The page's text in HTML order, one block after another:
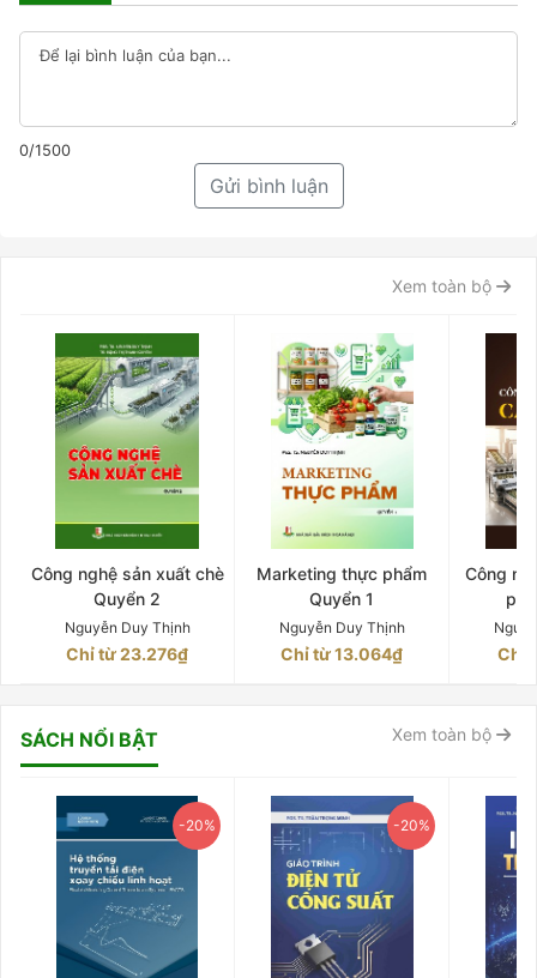
0/1500
Gửi bình luận
Xem toàn bộ
Công nghệ sản xuất chè
Quyển 2
Nguyễn Duy Thịnh
Chỉ từ 23.276₫
Marketing thực phẩm
Quyển 1
Nguyễn Duy Thịnh
Chỉ từ 13.064₫
Công
Chỉ
SÁCH NỔI BẬT Xem toàn bộ
-20% -20%